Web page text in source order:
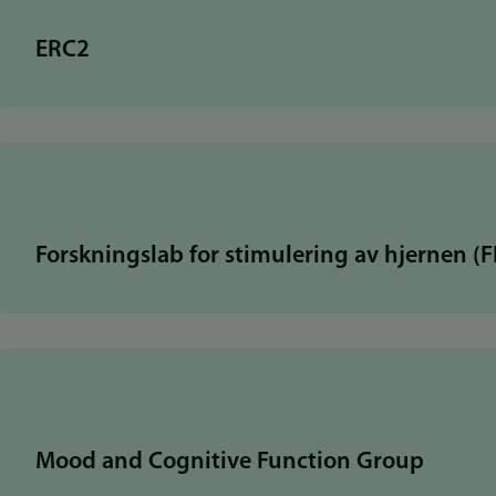
ERC2
Forskningslab for stimulering av hjernen
Mood and Cognitive Function Group